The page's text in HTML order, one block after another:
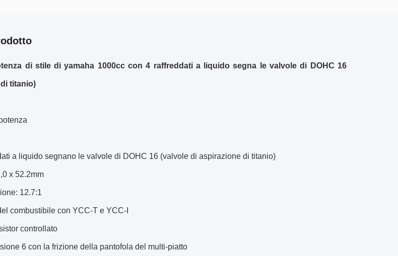
di stile di yamaha 1000cc con 4 raffreddati a liquido segna le valvole di DOHC 16
titanio)
a liquido segnano le valvole di DOHC 16 (valvole di aspirazione di titanio)
x 52.2mm
12.7:1
combustibile con YCC-T e YCC-I
controllato
6 con la frizione della pantofola del multi-piatto